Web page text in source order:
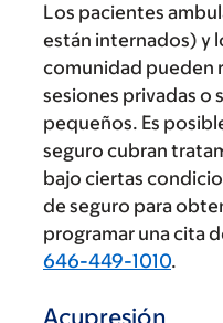
Los pacientes
están internados) y
comunidad pueden
sesiones privadas o
pequeños. Es
seguro cubran
bajo ciertas
de seguro para
programar una cita
646-449-1010.
Acupresión